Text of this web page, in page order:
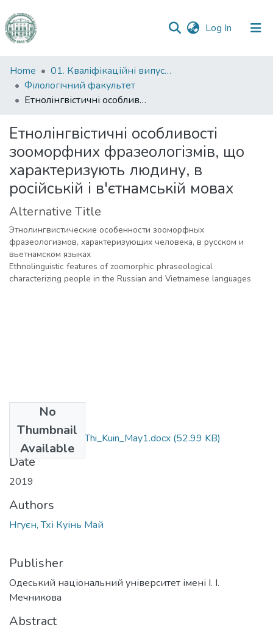
Log In (current)
Communities
&
Collections
Statistics
Home
01. Кваліфікаційні випускні роботи здобувачів вищої освіти
Філологічний факультет
Етнолінгвістичні особливості зооморфних фразеологізмів, що характеризують людину, в російській і в'єтнамській мовах
Етнолінгвістичні особливості
зооморфних фразеологізмів, що
характеризують людину, в
російській і в'єтнамській мовах
Alternative Title
Этнолингвистические особенности зооморфных
фразеологизмов, характеризующих человека, в русском и
вьетнамском языках
Ethnolinguistic features of zoomorphic phraseological
characterizing people in the Russian and Vietnamese languages
No
Thumbnail
Available
035.034_Nguen_Thi_Kuin_May1.docx (52.99 KB)
Date
2019
Authors
Нгуєн, Тхі Куінь Май
Publisher
Одеський національний університет імені І. І.
Мечникова
Abstract